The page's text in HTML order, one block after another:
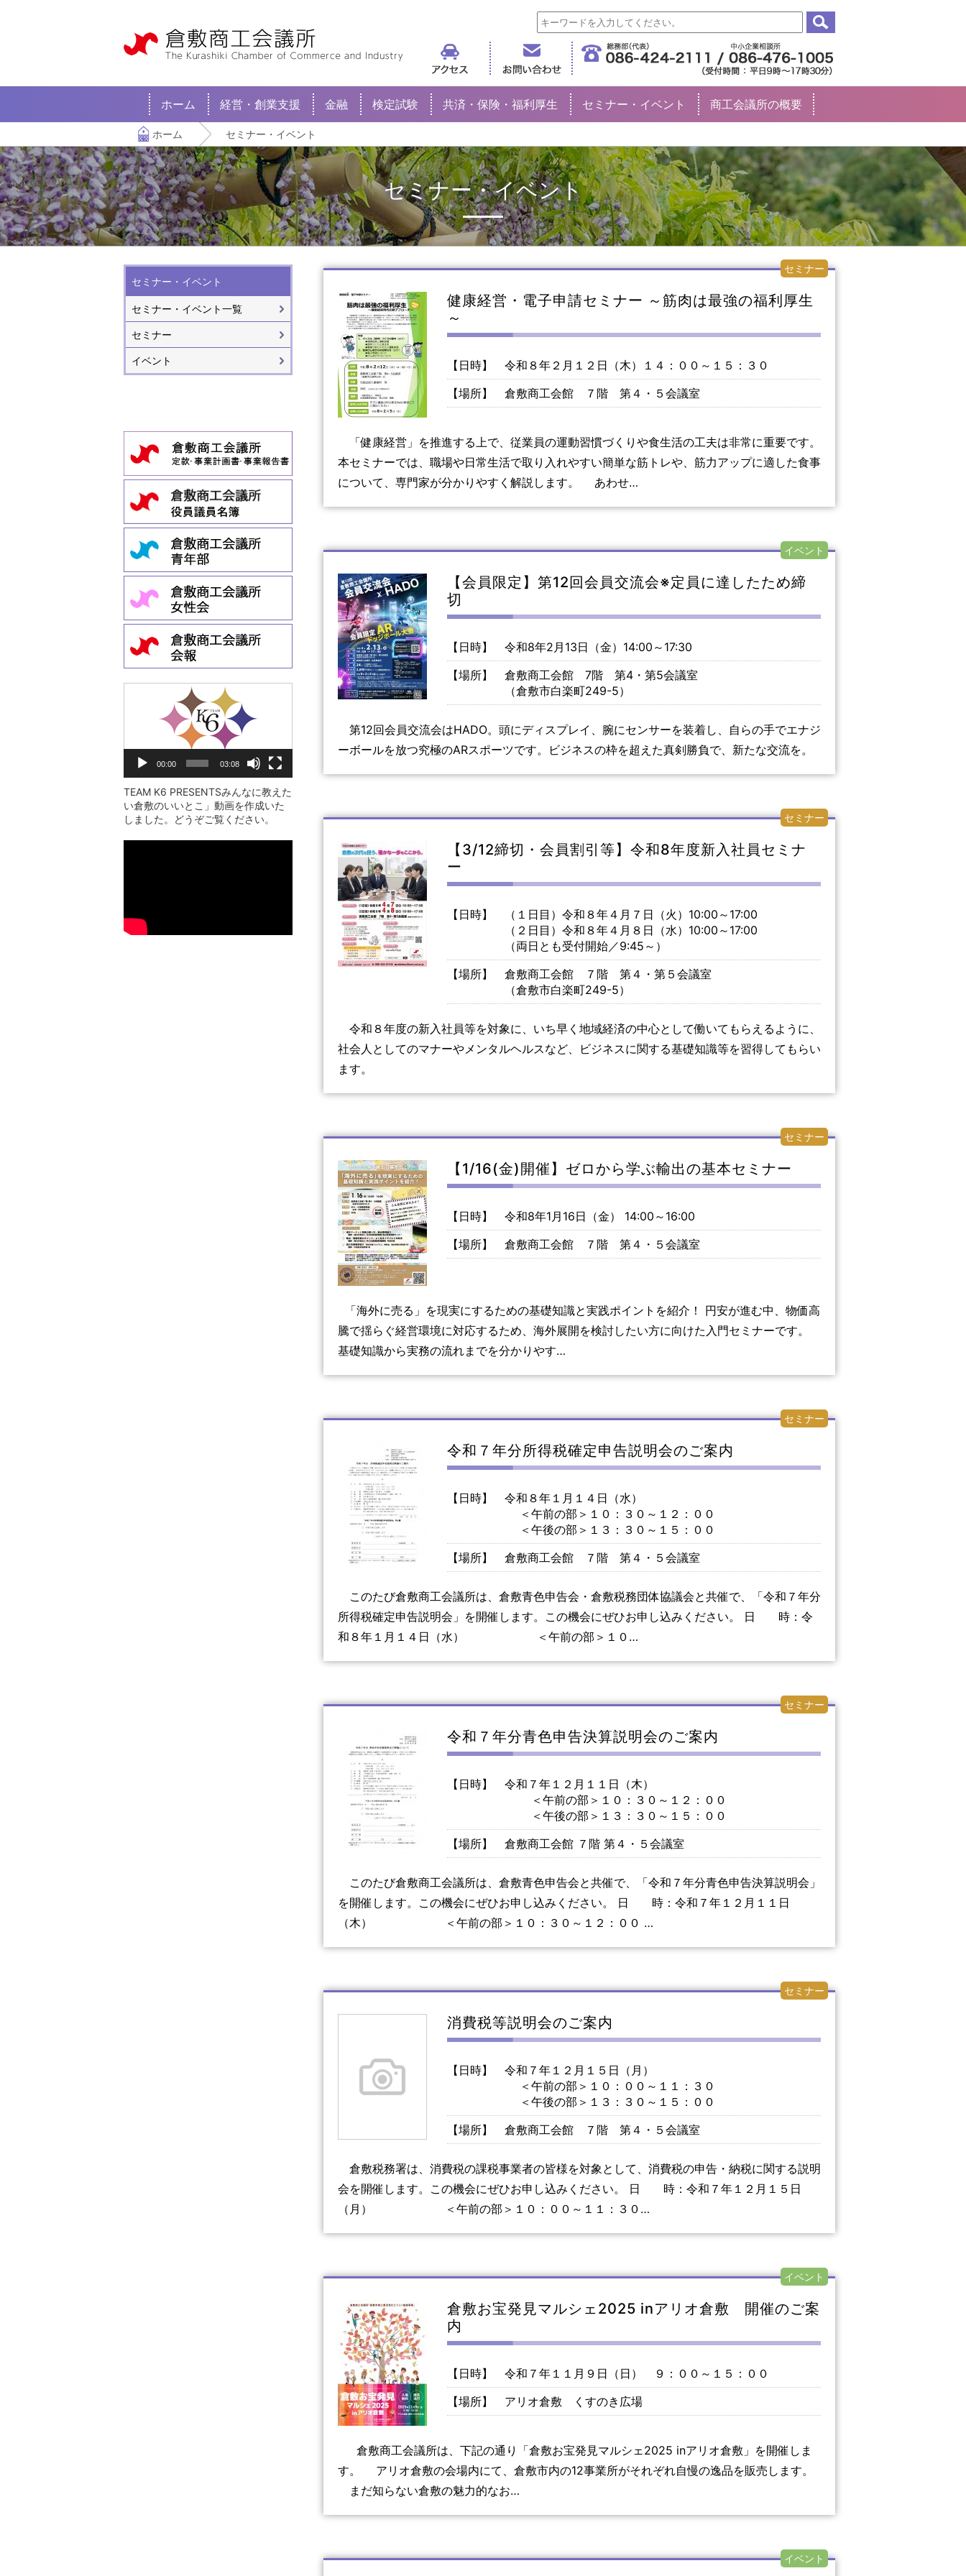
ホーム 経営・創業支援 金融 検定試験 共済・保険・福利厚生 セミナー・イベント 商工会議所の概要
ホーム セミナー・イベント
セミナー・イベント
セミナー
健康経営・電子申請セミナー ～筋肉は最強の福利厚生
～
【日時】
令和８年２月１２日（木）１４：００～１５：３０
【場所】
倉敷商工会館 ７階 第４・５会議室
「健康経営」を推進する上で、従業員の運動習慣づくりや食生活の工夫は非常に重要です。
本セミナーでは、職場や日常生活で取り入れやすい簡単な筋トレや、筋力アップに適した食事
について、専門家が分かりやすく解説します。 あわせ…
イベント
【会員限定】第12回会員交流会※定員に達したため締
切
【日時】
令和8年2月13日（金）14:00～17:30
【場所】
倉敷商工会館 7階 第4・第5会議室
（倉敷市白楽町249-5）
第12回会員交流会はHADO。頭にディスプレイ、腕にセンサーを装着し、自らの手でエナジ
ーボールを放つ究極のARスポーツです。ビジネスの枠を超えた真剣勝負で、新たな交流を。
セミナー
【3/12締切・会員割引等】令和8年度新入社員セミナ
ー
【日時】
（１日目）令和８年４月７日（火）10:00～17:00
（２日目）令和８年４月８日（水）10:00～17:00
（両日とも受付開始／9:45～）
【場所】
倉敷商工会館 ７階 第４・第５会議室
（倉敷市白楽町249-5）
令和８年度の新入社員等を対象に、いち早く地域経済の中心として働いてもらえるように、
社会人としてのマナーやメンタルヘルスなど、ビジネスに関する基礎知識等を習得してもらい
ます。
セミナー
【1/16(金)開催】ゼロから学ぶ輸出の基本セミナー
【日時】
令和8年1月16日（金） 14:00～16:00
【場所】
倉敷商工会館 ７階 第４・５会議室
「海外に売る」を現実にするための基礎知識と実践ポイントを紹介！ 円安が進む中、物価高
騰で揺らぐ経営環境に対応するため、海外展開を検討したい方に向けた入門セミナーです。
基礎知識から実務の流れまでを分かりやす…
セミナー
令和７年分所得税確定申告説明会のご案内
【日時】
令和８年１月１４日（水）
＜午前の部＞１０：３０～１２：００
＜午後の部＞１３：３０～１５：００
【場所】
倉敷商工会館 ７階 第４・５会議室
このたび倉敷商工会議所は、倉敷青色申告会・倉敷税務団体協議会と共催で、「令和７年分
所得税確定申告説明会」を開催します。この機会にぜひお申し込みください。 日 時：令
和８年１月１４日（水） ＜午前の部＞１０…
セミナー
令和７年分青色申告決算説明会のご案内
【日時】
令和７年１２月１１日（木）
＜午前の部＞１０：３０～１２：００
＜午後の部＞１３：３０～１５：００
【場所】
倉敷商工会館 ７階 第４・５会議室
このたび倉敷商工会議所は、倉敷青色申告会と共催で、「令和７年分青色申告決算説明会」
を開催します。この機会にぜひお申し込みください。 日 時：令和７年１２月１１日
（木） ＜午前の部＞１０：３０～１２：００ …
セミナー
消費税等説明会のご案内
【日時】
令和７年１２月１５日（月）
＜午前の部＞１０：００～１１：３０
＜午後の部＞１３：３０～１５：００
【場所】
倉敷商工会館 ７階 第４・５会議室
倉敷税務署は、消費税の課税事業者の皆様を対象として、消費税の申告・納税に関する説明
会を開催します。この機会にぜひお申し込みください。 日 時：令和７年１２月１５日
（月） ＜午前の部＞１０：００～１１：３０…
イベント
倉敷お宝発見マルシェ2025 inアリオ倉敷 開催のご案
内
【日時】
令和７年１１月９日（日） ９：００～１５：００
【場所】
アリオ倉敷 くすのき広場
倉敷商工会議所は、下記の通り「倉敷お宝発見マルシェ2025 inアリオ倉敷」を開催しま
す。 アリオ倉敷の会場内にて、倉敷市内の12事業所がそれぞれ自慢の逸品を販売します。
まだ知らない倉敷の魅力的なお…
イベント
セミナー・イベント
セミナー・イベント一覧
セミナー
イベント
レ
ヤ
ー
00:00 03:08
TEAM K6 PRESENTSみんなに教えた
い倉敷のいいとこ」動画を作成いた
しました。どうぞご覧ください。